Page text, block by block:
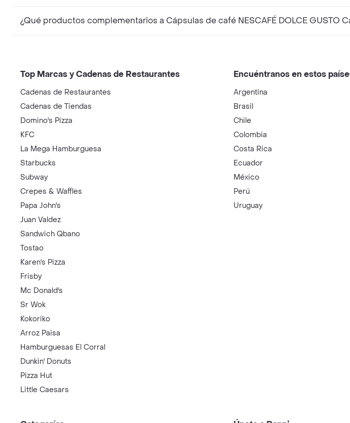
¿Qué productos complementarios a Cápsulas de café NESCAFÉ DOLCE GUSTO
Top Marcas y Cadenas de Restaurantes
Cadenas de Restaurantes
Cadenas de Tiendas
Domino's Pizza
KFC
La Mega Hamburguesa
Starbucks
Subway
Crepes & Waffles
Papa John's
Juan Valdez
Sandwich Qbano
Tostao
Karen's Pizza
Frisby
Mc Donald's
Sr Wok
Kokoriko
Arroz Paisa
Hamburguesas El Corral
Dunkin' Donuts
Pizza Hut
Little Caesars
Encuéntranos en estos
Argentina
Brasil
Chile
Colombia
Costa Rica
Ecuador
México
Perú
Uruguay